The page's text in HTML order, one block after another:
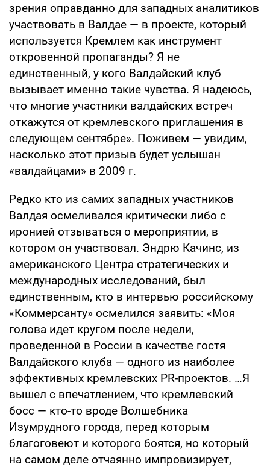
зрения оправданно для западных аналитиков
участвовать в Валдае — в проекте, который
используется Кремлем как инструмент
откровенной пропаганды? Я не
единственный, у кого Валдайский клуб
вызывает именно такие чувства. Я надеюсь,
что многие участники валдайских встреч
откажутся от кремлевского приглашения в
следующем сентябре». Поживем — увидим,
насколько этот призыв будет услышан
«валдайцами» в 2009 г.
Редко кто из самих западных участников
Валдая осмеливался критически либо с
иронией отзываться о мероприятии, в
котором он участвовал. Эндрю Качинс, из
американского Центра стратегических и
международных исследований, был
единственным, кто в интервью российскому
«Коммерсанту» осмелился заявить: «Моя
голова идет кругом после недели,
проведенной в России в качестве гостя
Валдайского клуба — одного из наиболее
эффективных кремлевских PR-проектов. …Я
вышел с впечатлением, что кремлевский
босс — кто-то вроде Волшебника
Изумрудного города, перед которым
благоговеют и которого боятся, но который
на самом деле отчаянно импровизирует,